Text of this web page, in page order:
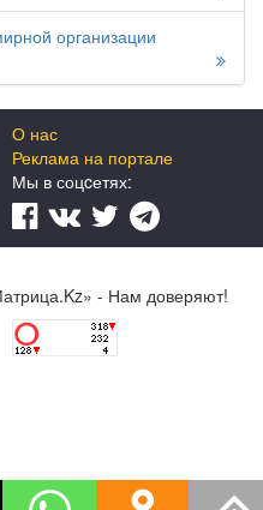
организации
О нас
Реклама на портале
Мы в соцcетях:
- Нам доверяют!